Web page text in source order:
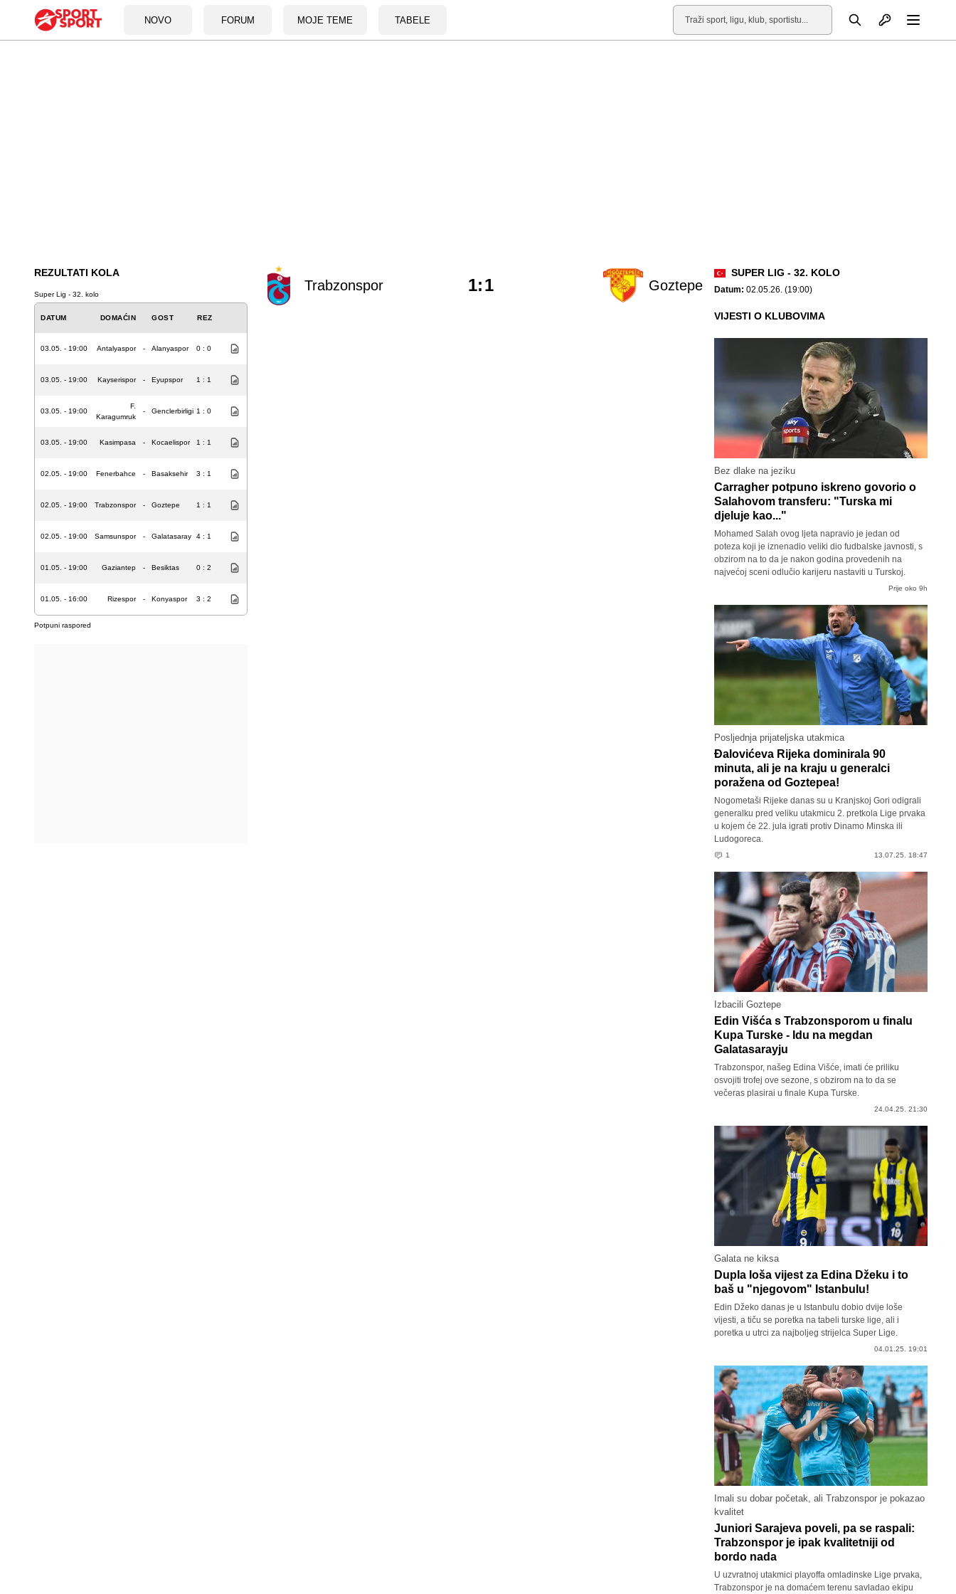
NOVO FORUM MOJE TEME TABELE
Pretraga Otvori profil
REZULTATI KOLA
Super Lig - 32. kolo
DATUM DOMAĆIN GOST REZ
03.05. - 19:00 Antalyaspor - Alanyaspor 0 : 0
03.05. - 19:00 Kayserispor - Eyupspor 1 : 1
03.05. - 19:00
F.
Karagumruk
- Genclerbirligi 1 : 0
03.05. - 19:00 Kasimpasa - Kocaelispor 1 : 1
02.05. - 19:00 Fenerbahce - Basaksehir 3 : 1
02.05. - 19:00 Trabzonspor - Goztepe 1 : 1
02.05. - 19:00 Samsunspor - Galatasaray 4 : 1
01.05. - 19:00 Gaziantep - Besiktas 0 : 2
01.05. - 16:00 Rizespor - Konyaspor 3 : 2
Potpuni raspored
Trabzonspor Goztepe
1:1
SUPER LIG - 32. KOLO
Datum: 02.05.26. (19:00)
VIJESTI O KLUBOVIMA
Bez dlake na jeziku
Carragher potpuno iskreno govorio o
Salahovom transferu: "Turska mi
djeluje kao..."
Mohamed Salah ovog ljeta napravio je jedan od
poteza koji je iznenadio veliki dio fudbalske javnosti, s
obzirom na to da je nakon godina provedenih na
najvećoj sceni odlučio karijeru nastaviti u Turskoj.
Prije oko 9h
Posljednja prijateljska utakmica
Đalovićeva Rijeka dominirala 90
minuta, ali je na kraju u generalci
poražena od Goztepea!
Nogometaši Rijeke danas su u Kranjskoj Gori odigrali
generalku pred veliku utakmicu 2. pretkola Lige prvaka
u kojem će 22. jula igrati protiv Dinamo Minska ili
Ludogoreca.
1 13.07.25. 18:47
Izbacili Goztepe
Edin Višća s Trabzonsporom u finalu
Kupa Turske - Idu na megdan
Galatasarayju
Trabzonspor, našeg Edina Višće, imati će priliku
osvojiti trofej ove sezone, s obzirom na to da se
večeras plasirai u finale Kupa Turske.
24.04.25. 21:30
Galata ne kiksa
Dupla loša vijest za Edina Džeku i to
baš u "njegovom" Istanbulu!
Edin Džeko danas je u Istanbulu dobio dvije loše
vijesti, a tiču se poretka na tabeli turske lige, ali i
poretka u utrci za najboljeg strijelca Super Lige.
04.01.25. 19:01
Imali su dobar početak, ali Trabzonspor je pokazao
kvalitet
Juniori Sarajeva poveli, pa se raspali:
Trabzonspor je ipak kvalitetniji od
bordo nada
U uzvratnoj utakmici playoffa omladinske Lige prvaka,
Trabzonspor je na domaćem terenu savladao ekipu